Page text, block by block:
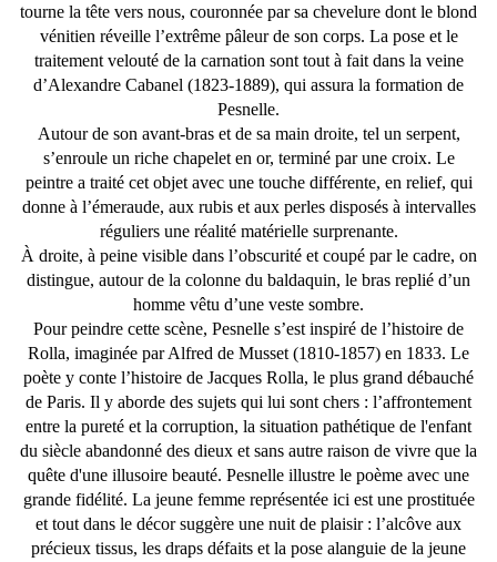
tourne la tête vers nous, couronnée par sa chevelure dont le blond
vénitien réveille l’extrême pâleur de son corps. La pose et le
traitement velouté de la carnation sont tout à fait dans la veine
d’Alexandre Cabanel (1823-1889), qui assura la formation de
Pesnelle.
Autour de son avant-bras et de sa main droite, tel un serpent,
s’enroule un riche chapelet en or, terminé par une croix. Le
peintre a traité cet objet avec une touche différente, en relief, qui
donne à l’émeraude, aux rubis et aux perles disposés à intervalles
réguliers une réalité matérielle surprenante.
À droite, à peine visible dans l’obscurité et coupé par le cadre, on
distingue, autour de la colonne du baldaquin, le bras replié d’un
homme vêtu d’une veste sombre.
Pour peindre cette scène, Pesnelle s’est inspiré de l’histoire de
Rolla, imaginée par Alfred de Musset (1810-1857) en 1833. Le
poète y conte l’histoire de Jacques Rolla, le plus grand débauché
de Paris. Il y aborde des sujets qui lui sont chers : l’affrontement
entre la pureté et la corruption, la situation pathétique de l'enfant
du siècle abandonné des dieux et sans autre raison de vivre que la
quête d'une illusoire beauté. Pesnelle illustre le poème avec une
grande fidélité. La jeune femme représentée ici est une prostituée
et tout dans le décor suggère une nuit de plaisir : l’alcôve aux
précieux tissus, les draps défaits et la pose alanguie de la jeune